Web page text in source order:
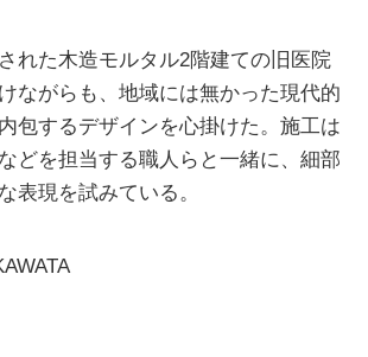
れた木造モルタル2階建ての旧医院
ながらも、地域には無かった現代的
包するデザインを心掛けた。施工は
どを担当する職人らと一緒に、細部
表現を試みている。